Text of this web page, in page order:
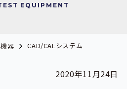
EQUIPMENT
器 CAD/CAEシステム
2020年11月24日